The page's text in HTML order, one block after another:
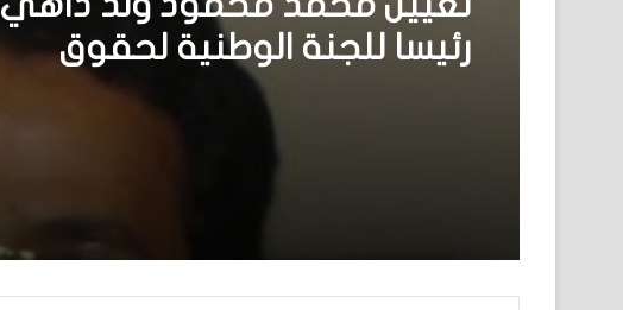
رئيسا للجنة الوطنية لحقوق